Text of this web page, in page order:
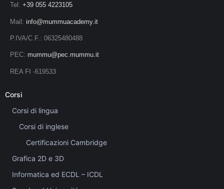
Tel: +39 055 4223105
Mail: info@mummuacademy.it
P.IVA/C.F.: 06325480488
PEC: mummu@pec.mummu.it
REA FI -619533
Corsi
Corsi di lingua
Corsi di inglese
Certificazioni Cambridge
Grafica 2D e 3D
Informatica ed ECDL – ICDL